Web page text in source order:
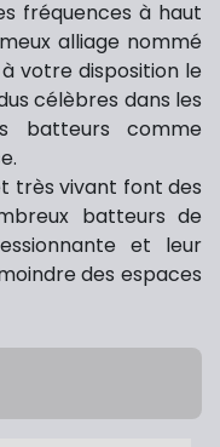
fréquences à haut
alliage nommé
votre disposition le
célèbres dans les
batteurs comme
très vivant font des
batteurs de
et leur
des espaces